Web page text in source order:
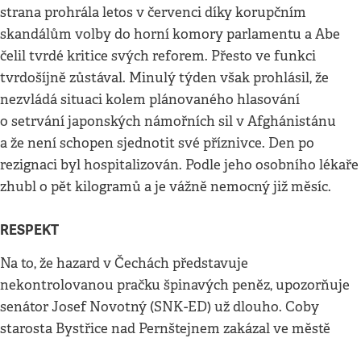
strana prohrála letos v červenci díky korupčním
skandálům volby do horní komory parlamentu a Abe
čelil tvrdé kritice svých reforem. Přesto ve funkci
tvrdošíjně zůstával. Minulý týden však prohlásil, že
nezvládá situaci kolem plánovaného hlasování
o setrvání japonských námořních sil v Afghánistánu
a že není schopen sjednotit své příznivce. Den po
rezignaci byl hospitalizován. Podle jeho osobního lékaře
zhubl o pět kilogramů a je vážně nemocný již měsíc.
RESPEKT
Na to, že hazard v Čechách představuje
nekontrolovanou pračku špinavých peněz, upozorňuje
senátor Josef Novotný (SNK-ED) už dlouho. Coby
starosta Bystřice nad Pernštejnem zakázal ve městě